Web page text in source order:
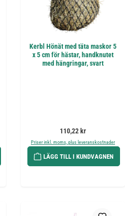
Kerbl Hönät med täta maskor 5
x 5 cm för hästar, handknutet
med hängringar, svart
Ordinarie pris:
110,22 kr
Priser inkl. moms, plus leveranskostnader
LÄGG TILL I KUNDVAGNEN